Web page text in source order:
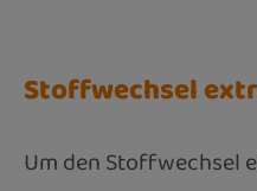
Stoffwechsel
Um den Stoffwechsel